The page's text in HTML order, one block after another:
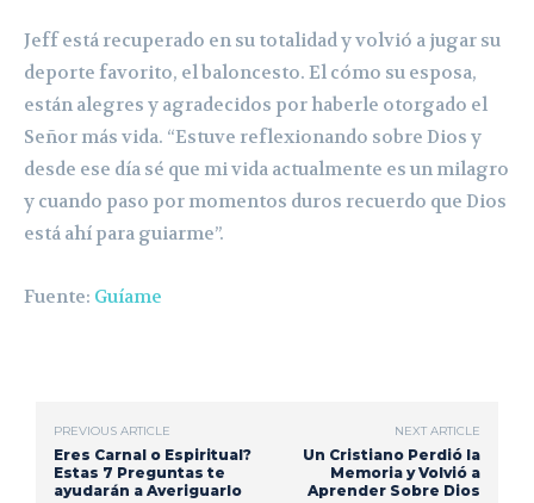
Jeff está recuperado en su totalidad y volvió a jugar su
deporte favorito, el baloncesto. El cómo su esposa,
están alegres y agradecidos por haberle otorgado el
Señor más vida. “Estuve reflexionando sobre Dios y
desde ese día sé que mi vida actualmente es un milagro
y cuando paso por momentos duros recuerdo que Dios
está ahí para guiarme”.
Fuente: Guíame
PREVIOUS ARTICLE
Eres Carnal o Espiritual?
Estas 7 Preguntas te
ayudarán a Averiguarlo
NEXT ARTICLE
Un Cristiano Perdió la
Memoria y Volvió a
Aprender Sobre Dios